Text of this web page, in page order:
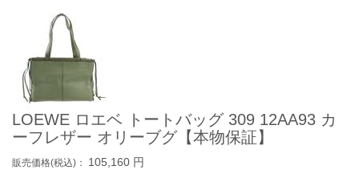
LOEWE ロエベ トートバッグ 309 12AA93 カ
ーフレザー オリーブグ【本物保証】
販売価格(税込)： 105,160 円